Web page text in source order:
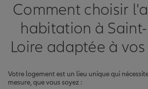
Comment choisir
habitation à
Loire adaptée à vos
Votre logement est un lieu unique qui
mesure, que vous soyez :